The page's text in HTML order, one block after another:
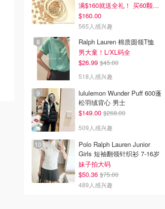
2026韩国电影推荐 | 最新
好看的韩国电影排行榜，
必看盘点！8月最新！(持
2026美国即将上映电影推
荐 - 万众期待的热门大片
- 8月最新: 《末世行者》
满$160就送全礼！ 买60颗刚好
$160.00
565人感兴趣
Ralph Lauren 棉质圆领T恤
男大童！L/XL码全
$26.99 $45.00
518人感兴趣
lululemon Wunder Puff 600蓬
松羽绒背心 男士
$149.00 $268.00
509人感兴趣
Polo Ralph Lauren Junior
Girls 短袖翻领针织衫 7-16岁
妹子拍大码
$50.36 $75.00
489人感兴趣